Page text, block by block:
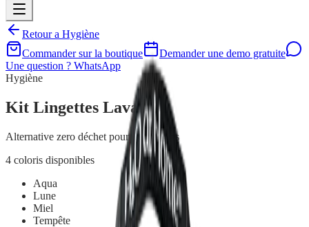
Retour a Hygiène
Commander sur la boutique
Demander une demo gratuite
Une question ? WhatsApp
Hygiène
Kit Lingettes Lavables
Alternative zero déchet pour les toilettes
4 coloris disponibles
Aqua
Lune
Miel
Tempête